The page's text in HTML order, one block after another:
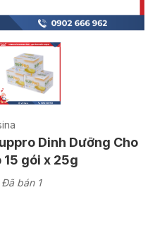
Dinh Dưỡng Cho
15 gói x 25g
Đã bán 1